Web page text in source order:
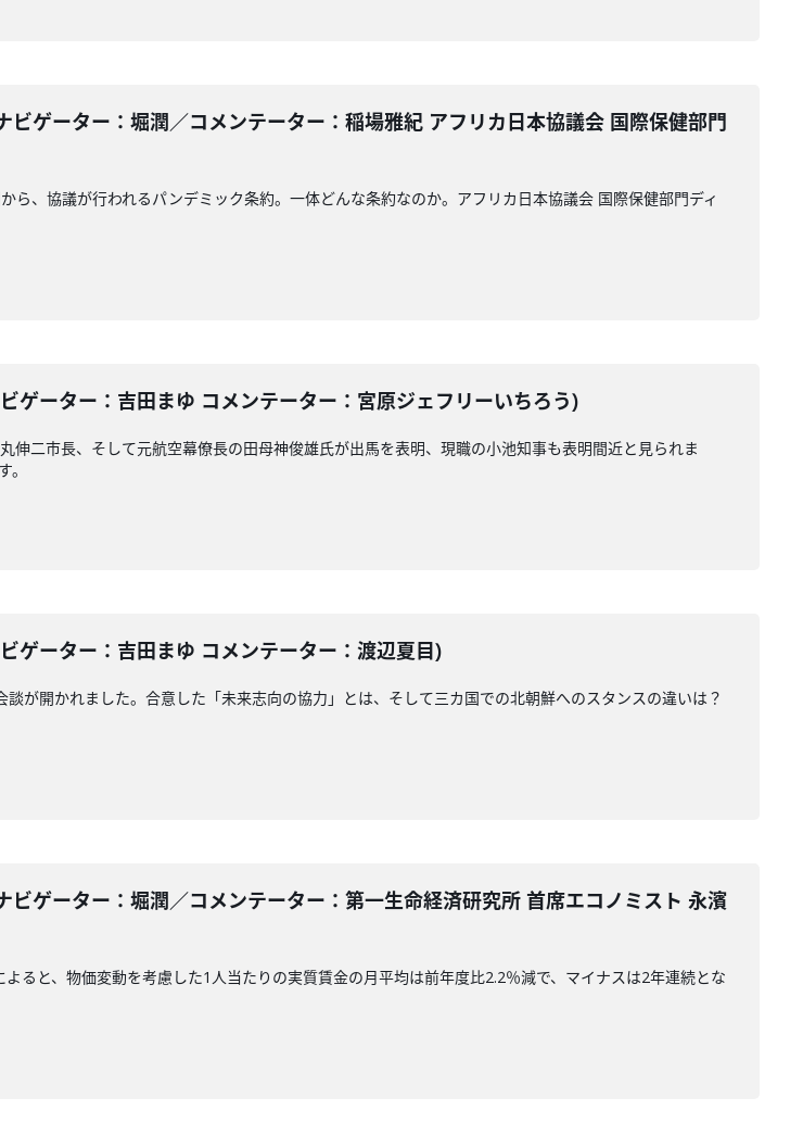
ビゲーター：堀潤／コメンテーター：稲場雅紀 アフリカ日本協議会 国際保健部門
ら、協議が行われるパンデミック条約。一体どんな条約なのか。アフリカ日本協議会 国際保健部門ディ
ゲーター：吉田まゆ コメンテーター：宮原ジェフリーいちろう)
伸二市長、そして元航空幕僚長の田母神俊雄氏が出馬を表明、現職の小池知事も表明間近と見られま
ゲーター：吉田まゆ コメンテーター：渡辺夏目)
が開かれました。合意した「未来志向の協力」とは、そして三カ国での北朝鮮へのスタンスの違いは？
ビゲーター：堀潤／コメンテーター：第一生命経済研究所 首席エコノミスト 永濱
ると、物価変動を考慮した1人当たりの実質賃金の月平均は前年度比2.2％減で、マイナスは2年連続とな